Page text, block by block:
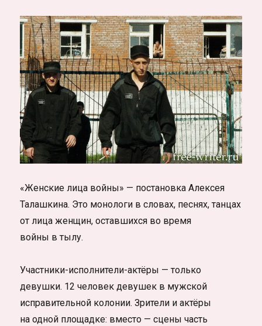
«Женские лица войны» — постановка Алексея
Талашкина. Это монологи в словах, песнях, танцах
от лица женщин, оставшихся во время
войны в тылу.
Участники-исполнители-актёры — только
девушки. 12 человек девушек в мужской
исправительной колонии. Зрители и актёры
на одной площадке: вместо — сцены часть